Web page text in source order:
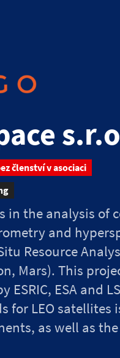
členství v asociaci
in the analysis of
and
Resource
Mars). This
ESRIC, ESA and
for LEO satellites
as well as